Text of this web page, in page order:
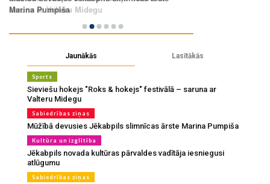
Jaunākās Lasītākās
Sports
Sieviešu hokejs "Roks & hokejs" festivālā – saruna ar
Valteru Midegu
Sabiedrības ziņas
Mūžībā devusies Jēkabpils slimnīcas ārste Marina Pumpiša
Kultūra un izglītība
Jēkabpils novada kultūras pārvaldes vadītāja iesniegusi
atlūgumu
Sabiedrības ziņas